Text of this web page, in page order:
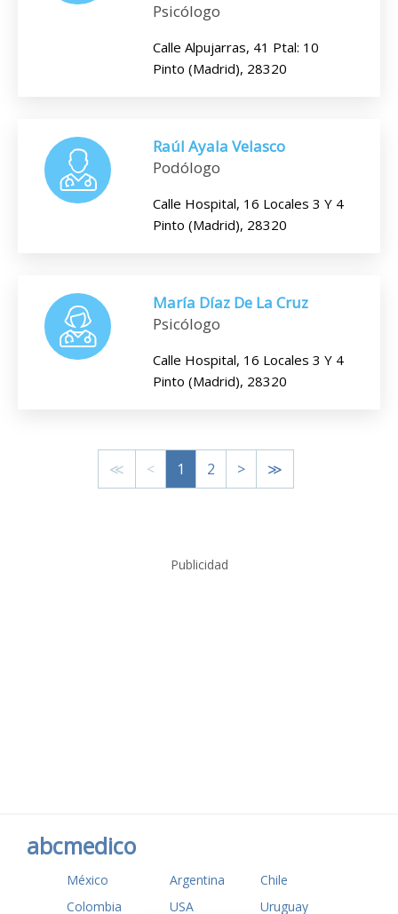
Psicólogo
Calle Alpujarras, 41 Ptal: 10
Pinto (Madrid), 28320
Raúl Ayala Velasco
Podólogo
Calle Hospital, 16 Locales 3 Y 4
Pinto (Madrid), 28320
María Díaz De La Cruz
Psicólogo
Calle Hospital, 16 Locales 3 Y 4
Pinto (Madrid), 28320
≪ < 1 2 > ≫
Publicidad
abcmedico
México Argentina
Chile
Colombia
USA Uruguay